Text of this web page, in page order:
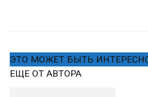
ЭТО МОЖЕТ БЫТЬ
ЕЩЕ ОТ АВТОРА